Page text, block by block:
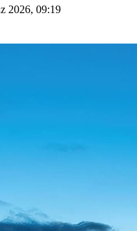
2026, 09:19